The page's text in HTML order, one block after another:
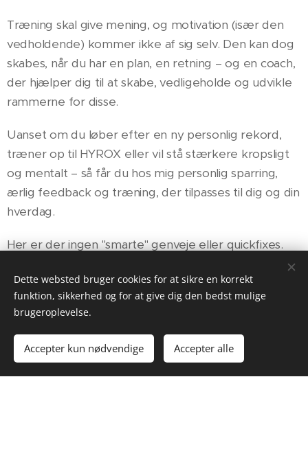
Træning skal give mening, og motivation (især den
vedholdende) kommer ikke af sig selv. Den kan dog
skabes, når du har en plan, en retning – og en coach,
der hjælper dig til at skabe, vedligeholde og udvikle
rammerne for disse.
Uanset om du løber efter en ny personlig rekord,
træner op til HYROX eller vil stå stærkere kropsligt
og mentalt – så får du hos mig personlig sparring,
ærlig feedback og træning, der tilpasses til dig og din
hverdag.
Her er der ingen "smarte" genveje eller quickfixes.
Kun målrettet arbejde – med både hjerne, hjerte og
høj puls i fokus.
Er du klar?
Dette websted bruger cookies for at sikre en korrekt
funktion, sikkerhed og for at give dig den bedst mulige
brugeroplevelse.
Accepter kun nødvendige Accepter alle